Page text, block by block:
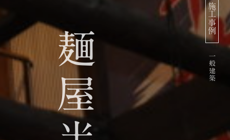
施工事例
一般建築
麺
屋